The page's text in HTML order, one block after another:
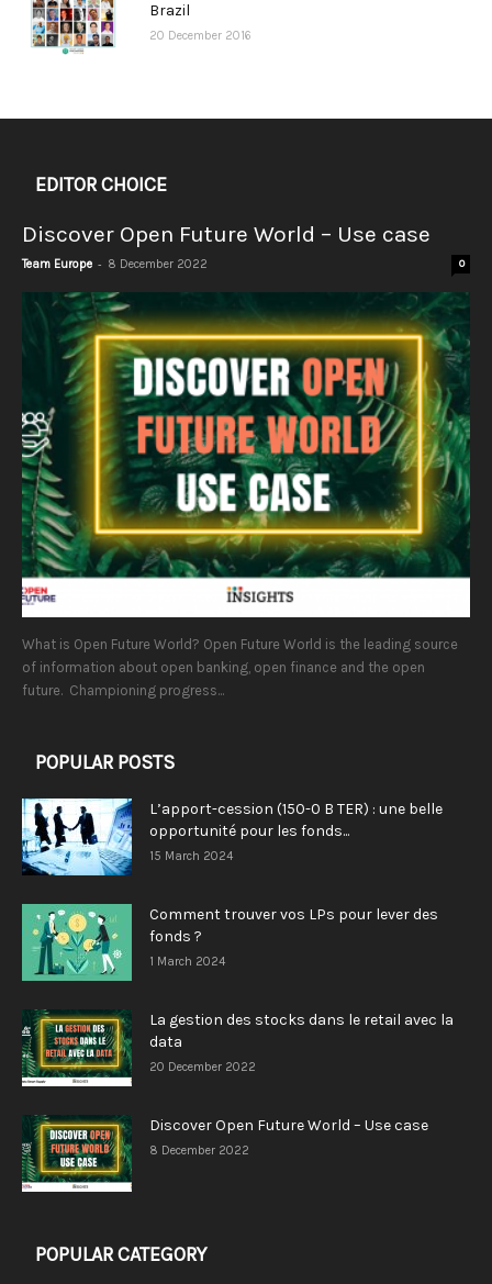
Brazil
20 December 2016
EDITOR CHOICE
Discover Open Future World – Use case
Team Europe - 8 December 2022 0
What is Open Future World? Open Future World is the leading source
of information about open banking, open finance and the open
future. Championing progress...
POPULAR POSTS
L’apport-cession (150-0 B TER) : une belle
opportunité pour les fonds...
15 March 2024
Comment trouver vos LPs pour lever des
fonds ?
1 March 2024
La gestion des stocks dans le retail avec la
data
20 December 2022
Discover Open Future World – Use case
8 December 2022
POPULAR CATEGORY